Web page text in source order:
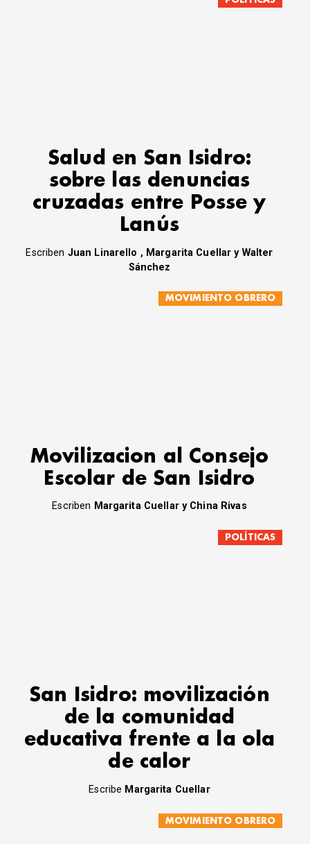
Salud en San Isidro:
sobre las denuncias
cruzadas entre Posse y
Lanús
Escriben Juan Linarello , Margarita Cuellar y Walter
Sánchez
MOVIMIENTO OBRERO
Movilizacion al Consejo
Escolar de San Isidro
Escriben Margarita Cuellar y China Rivas
POLÍTICAS
San Isidro: movilización
de la comunidad
educativa frente a la ola
de calor
Escribe Margarita Cuellar
MOVIMIENTO OBRERO